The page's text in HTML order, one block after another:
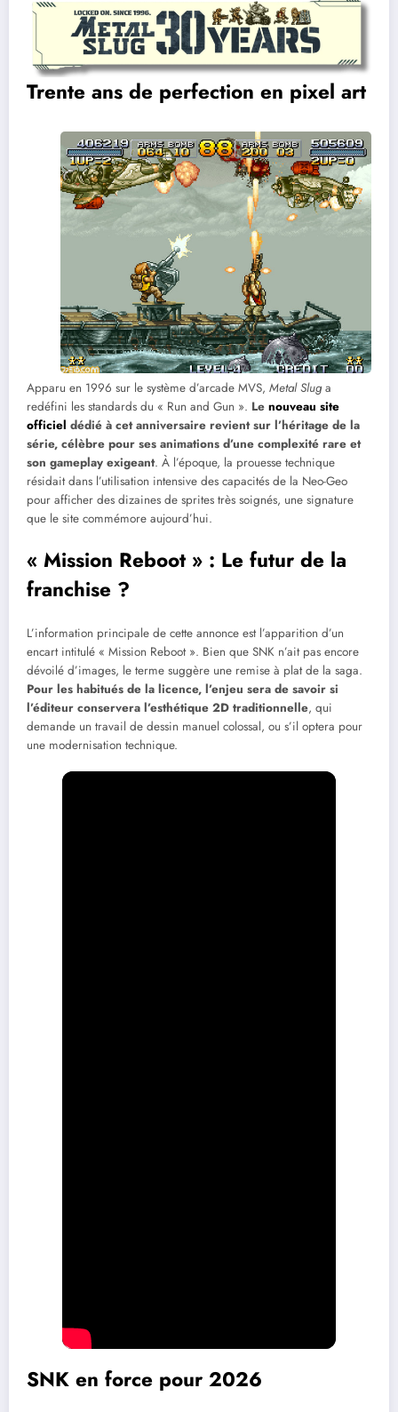
Trente ans de perfection en pixel art
Apparu en 1996 sur le système d’arcade MVS, Metal Sluga
redéfini les standards du « Run and Gun ». Le nouveau site
officiel dédié à cet anniversaire revient sur l’héritage de la
série, célèbre pour ses animations d’une complexité rare et
son gameplay exigeant. À l’époque, la prouesse technique
résidait dans l’utilisation intensive des capacités de la Neo-Geo
pour afficher des dizaines de sprites très soignés, une signature
que le site commémore aujourd’hui.
« Mission Reboot » : Le futur de la
franchise ?
L’information principale de cette annonce est l’apparition d’un
encart intitulé « Mission Reboot ». Bien que SNK n’ait pas encore
dévoilé d’images, le terme suggère une remise à plat de la saga.
Pour les habitués de la licence, l’enjeu sera de savoir si
l’éditeur conservera l’esthétique 2D traditionnelle, qui
demande un travail de dessin manuel colossal, ou s’il optera pour
une modernisation technique.
SNK en force pour 2026